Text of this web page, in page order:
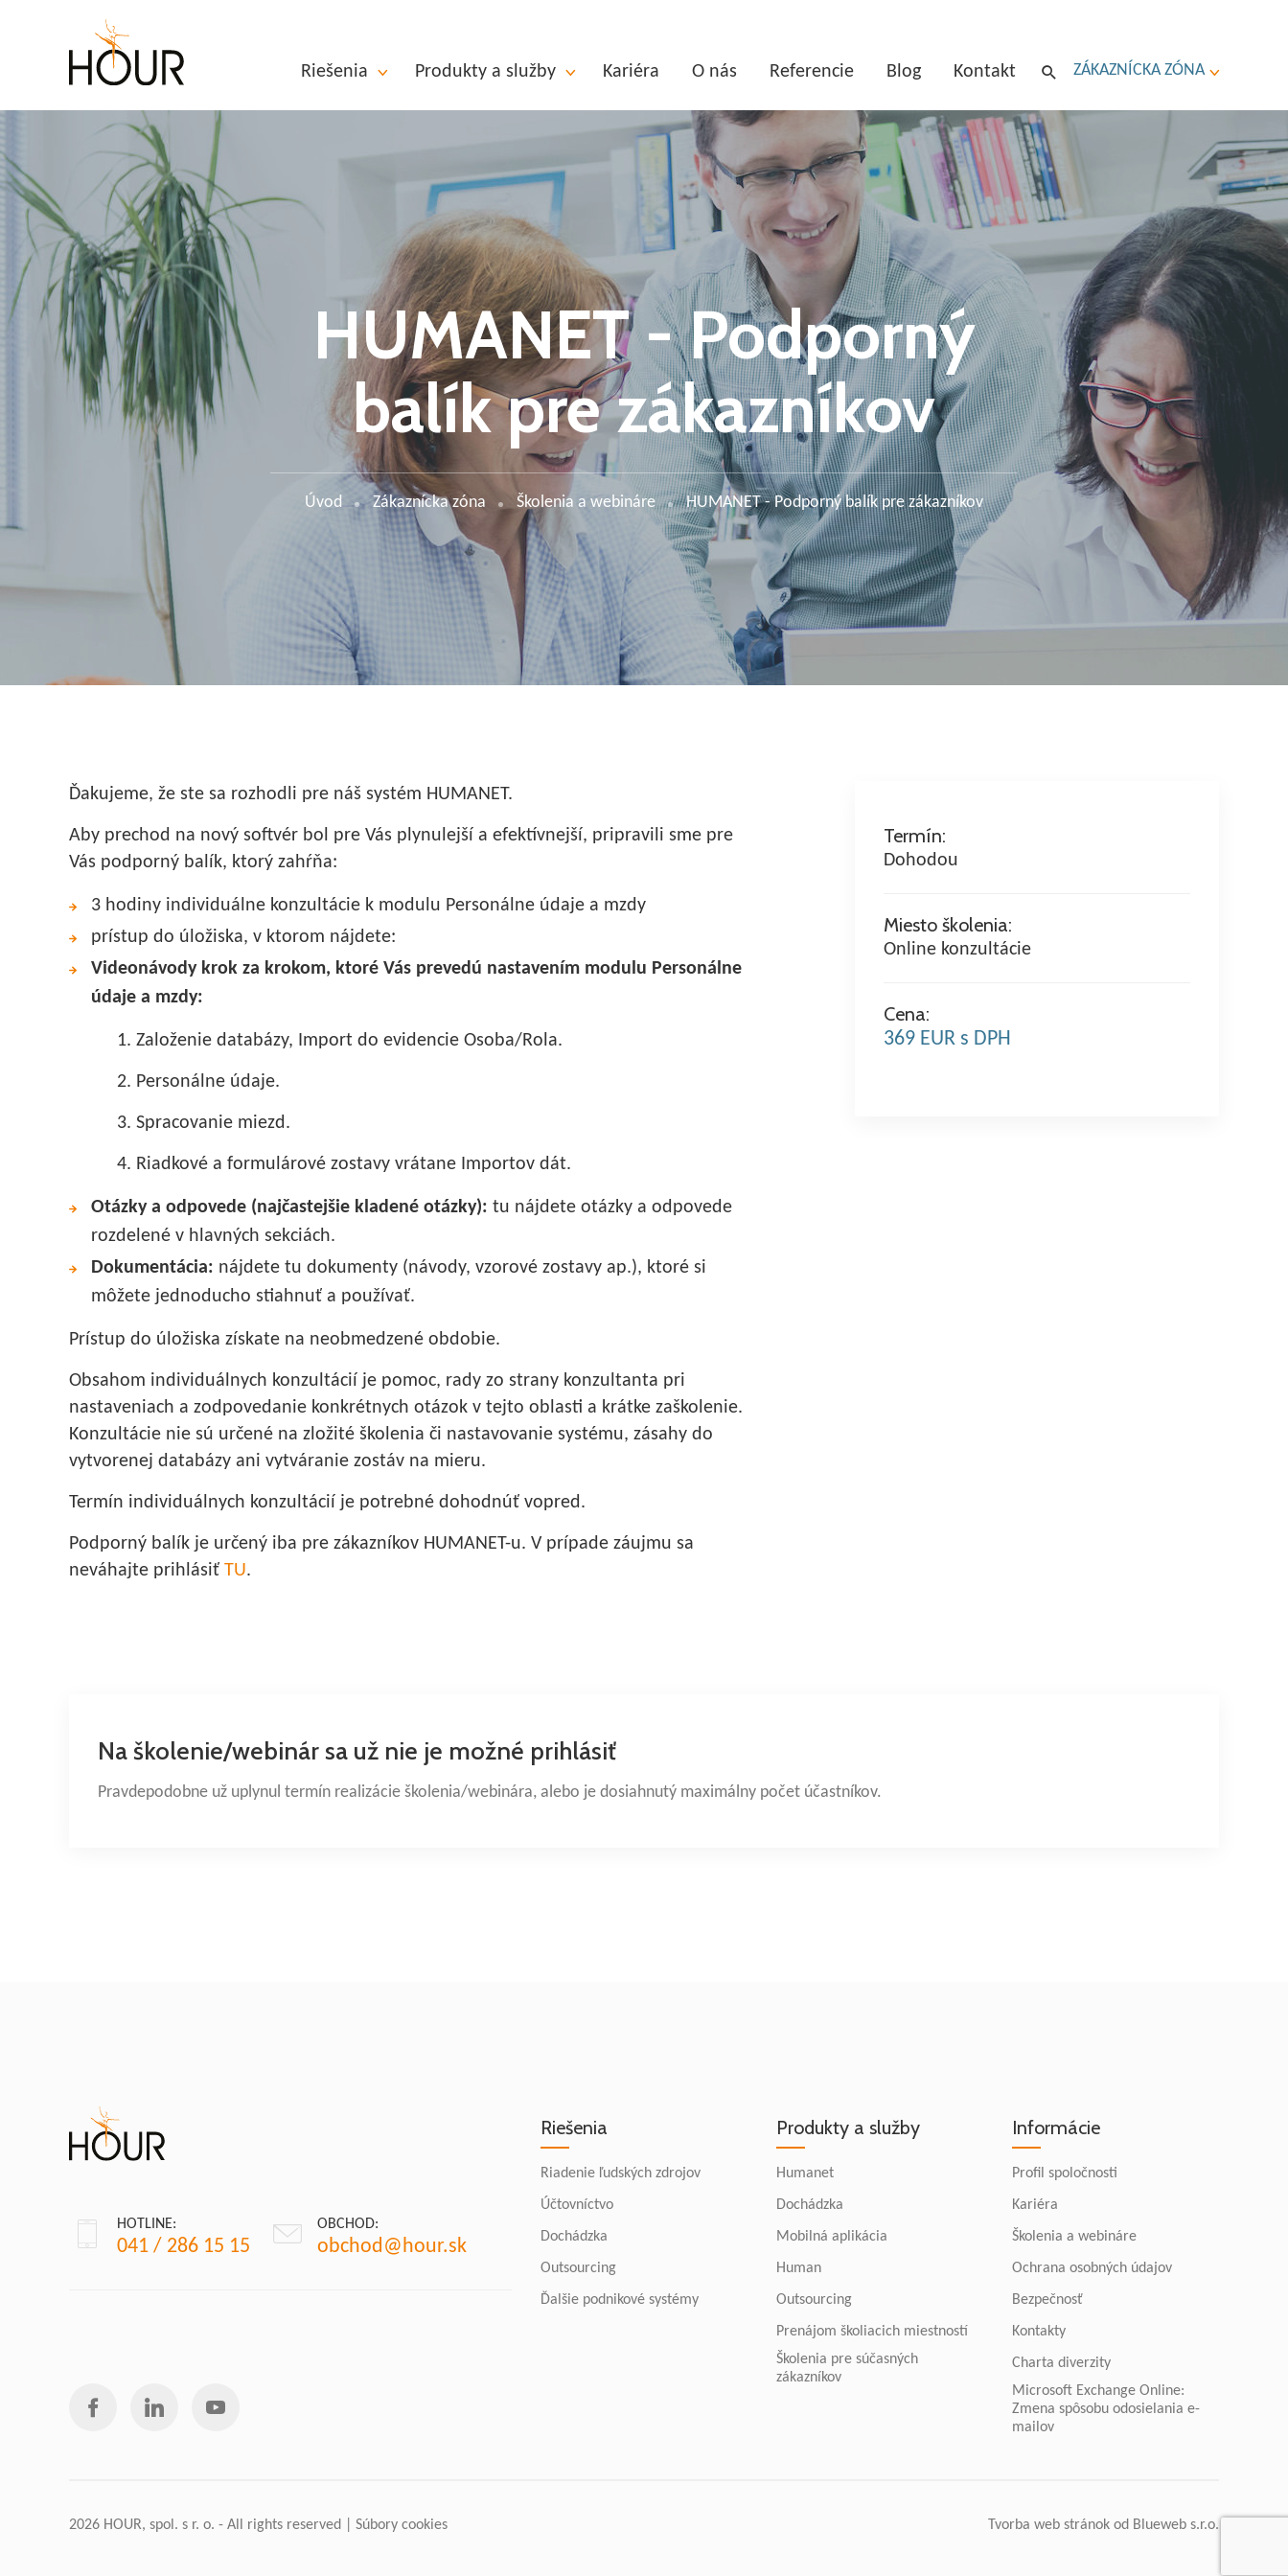
Riešenia Produkty a služby Kariéra O nás Referencie Blog Kontakt ZÁKAZNÍCKA ZÓNA
HUMANET - Podporný
balík pre zákazníkov
Úvod Zákaznícka zóna Školenia a webináre HUMANET - Podporný balík pre zákazníkov
Ďakujeme, že ste sa rozhodli pre náš systém HUMANET.
Aby prechod na nový softvér bol pre Vás plynulejší a efektívnejší, pripravili sme pre
Vás podporný balík, ktorý zahŕňa:
3 hodiny individuálne konzultácie k modulu Personálne údaje a mzdy
prístup do úložiska, v ktorom nájdete:
Videonávody krok za krokom, ktoré Vás prevedú nastavením modulu Personálne
údaje a mzdy:
1. Založenie databázy, Import do evidencie Osoba/Rola.
2. Personálne údaje.
3. Spracovanie miezd.
4. Riadkové a formulárové zostavy vrátane Importov dát.
Otázky a odpovede (najčastejšie kladené otázky): tu nájdete otázky a odpovede
rozdelené v hlavných sekciách.
Dokumentácia: nájdete tu dokumenty (návody, vzorové zostavy ap.), ktoré si
môžete jednoducho stiahnuť a používať.
Prístup do úložiska získate na neobmedzené obdobie.
Obsahom individuálnych konzultácií je pomoc, rady zo strany konzultanta pri
nastaveniach a zodpovedanie konkrétnych otázok v tejto oblasti a krátke zaškolenie.
Konzultácie nie sú určené na zložité školenia či nastavovanie systému, zásahy do
vytvorenej databázy ani vytváranie zostáv na mieru.
Termín individuálnych konzultácií je potrebné dohodnúť vopred.
Podporný balík je určený iba pre zákazníkov HUMANET-u. V prípade záujmu sa
neváhajte prihlásiť TU.
Termín:
Dohodou
Miesto školenia:
Online konzultácie
Cena:
369 EUR s DPH
Na školenie/webinár sa už nie je možné prihlásiť
Pravdepodobne už uplynul termín realizácie školenia/webinára, alebo je dosiahnutý maximálny počet účastníkov.
HOTLINE:
041 / 286 15 15
OBCHOD:
obchod@hour.sk
Riešenia
Riadenie ľudských zdrojov
Účtovníctvo
Dochádzka
Outsourcing
Ďalšie podnikové systémy
Produkty a služby
Humanet
Dochádzka
Mobilná aplikácia
Human
Outsourcing
Prenájom školiacich miestností
Školenia pre súčasných
zákazníkov
Informácie
Profil spoločnosti
Kariéra
Školenia a webináre
Ochrana osobných údajov
Bezpečnosť
Kontakty
Charta diverzity
Microsoft Exchange Online:
Zmena spôsobu odosielania e-
mailov
2026 HOUR, spol. s r. o. - All rights reserved | Súbory cookies Tvorba web stránok od Blueweb s.r.o.